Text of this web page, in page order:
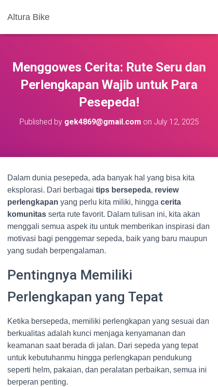
Altura Bike
Menggowes Cerita: Rute Seru dan
Perlengkapan Wajib untuk Para
Pesepeda!
Published by gek4869@gmail.com on July 12, 2025
Dalam dunia pesepeda, ada banyak hal yang bisa kita
eksplorasi. Dari berbagai tips bersepeda, review
perlengkapan yang perlu kita miliki, hingga cerita
komunitas serta rute favorit. Dalam tulisan ini, kita akan
menggali semua aspek itu untuk memberikan inspirasi dan
motivasi bagi penggemar sepeda, baik yang baru maupun
yang sudah berpengalaman.
Pentingnya Memiliki
Perlengkapan yang Tepat
Ketika bersepeda, memiliki perlengkapan yang sesuai dan
berkualitas adalah kunci menjaga kenyamanan dan
keamanan saat berada di jalan. Dari sepeda yang tepat
untuk kebutuhanmu hingga perlengkapan pendukung
seperti helm, pakaian, dan peralatan perbaikan, semua ini
berperan penting.